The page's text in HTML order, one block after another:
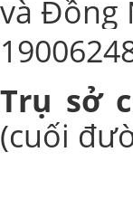
và Đồng
Trụ sở
(cuối